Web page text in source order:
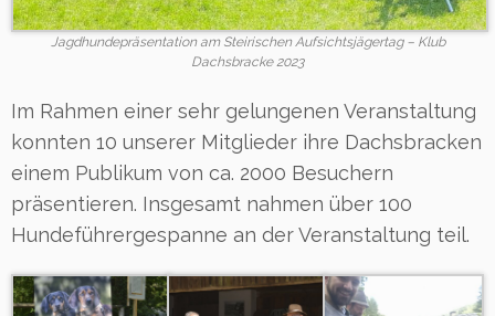
Jagdhundepräsentation am Steirischen Aufsichtsjägertag – Klub
Dachsbracke 2023
Im Rahmen einer sehr gelungenen Veranstaltung
konnten 10 unserer Mitglieder ihre Dachsbracken
einem Publikum von ca. 2000 Besuchern
präsentieren. Insgesamt nahmen über 100
Hundeführergespanne an der Veranstaltung teil.